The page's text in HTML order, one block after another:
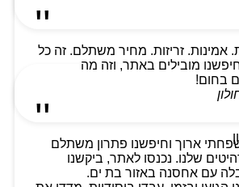
אמינות. זריזות. מחיר משתלם. זה כל
מובילים באתר, וזה מה
בחום!
ארוך וחיפשנו פתרון משתלם
שלנו. נכנסו לאתר, ביקשנו
עם אחסנה באזור בת ים.